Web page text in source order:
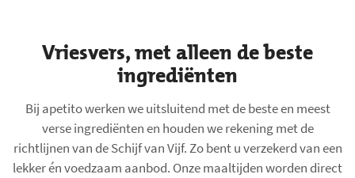
Vriesvers, met alleen de beste
ingrediënten
Bij apetito werken we uitsluitend met de beste en meest
verse ingrediënten en houden we rekening met de
richtlijnen van de Schijf van Vijf. Zo bent u verzekerd van een
lekker én voedzaam aanbod. Onze maaltijden worden direct